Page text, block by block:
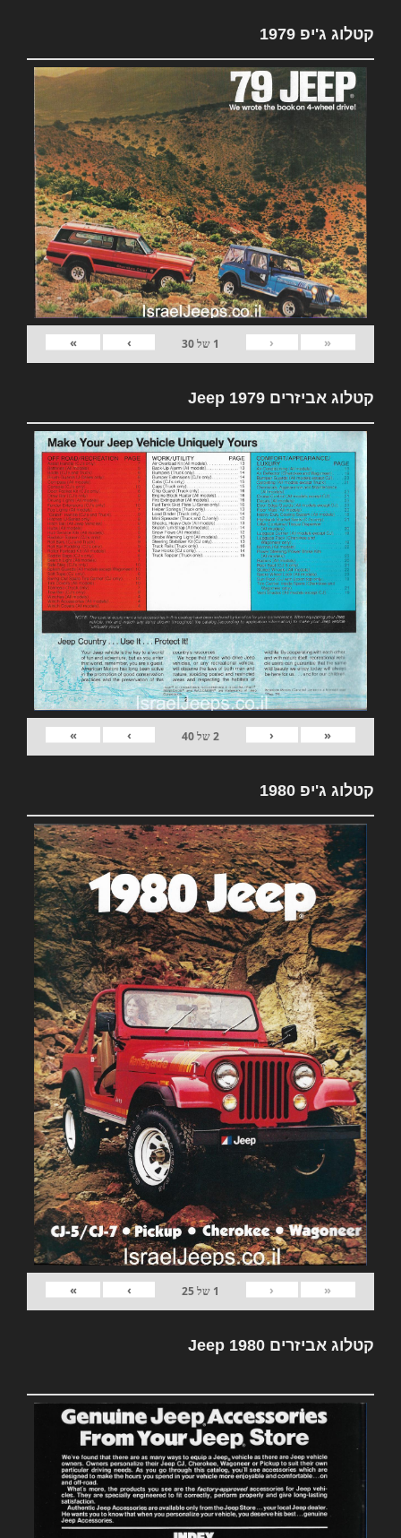
קטלוג ג'יפ 1979
«
‹
1 של30
›
»
קטלוג אביזרים 1979 Jeep
«
‹
2של40
›
»
קטלוג ג'יפ 1980
«
‹
1 של25
›
»
קטלוג אביזרים Jeep 1980